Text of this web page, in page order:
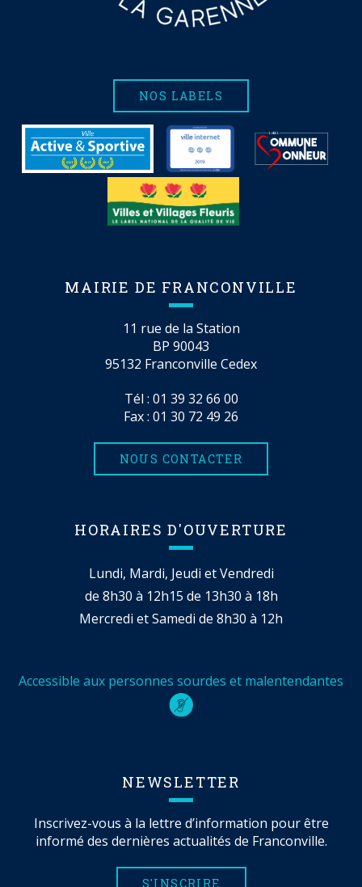
NOS LABELS
MAIRIE DE FRANCONVILLE
11 rue de la Station
BP 90043
95132 Franconville Cedex
Tél : 01 39 32 66 00
Fax : 01 30 72 49 26
NOUS CONTACTER
HORAIRES D'OUVERTURE
Lundi, Mardi, Jeudi et Vendredi
de 8h30 à 12h15 de 13h30 à 18h
Mercredi et Samedi de 8h30 à 12h
Accessible aux personnes sourdes et malentendantes
NEWSLETTER
Inscrivez-vous à la lettre d’information pour être
informé des dernières actualités de Franconville.
S'INSCRIRE